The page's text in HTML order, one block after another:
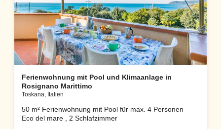
Ferienwohnung mit Pool und Klimaanlage in
Rosignano Marittimo
Toskana, Italien
50 m² Ferienwohnung mit Pool für max. 4 Personen
Eco del mare , 2 Schlafzimmer